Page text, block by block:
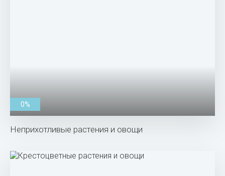
0%
Неприхотливые растения и овощи